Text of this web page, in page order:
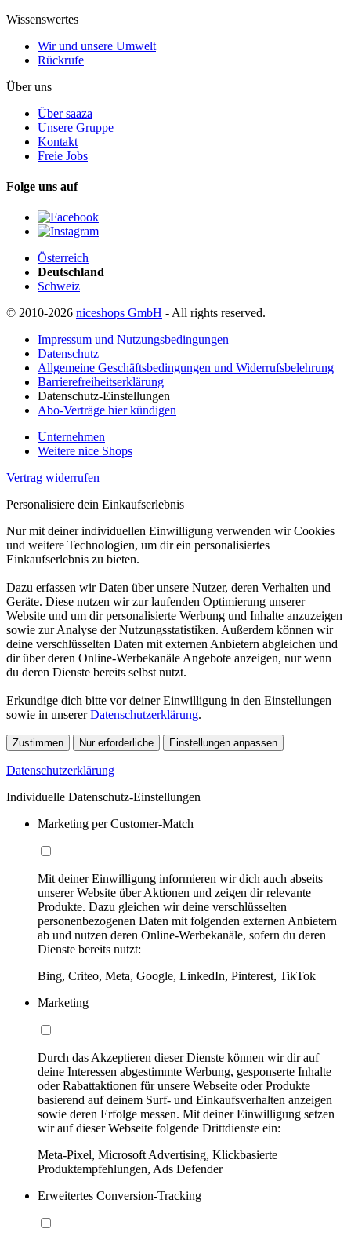
Wissenswertes
Wir und unsere Umwelt
Rückrufe
Über uns
Über saaza
Unsere Gruppe
Kontakt
Freie Jobs
Folge uns auf
Österreich
Deutschland
Schweiz
© 2010-2026 niceshops GmbH - All rights reserved.
Impressum und Nutzungsbedingungen
Datenschutz
Allgemeine Geschäftsbedingungen und Widerrufsbelehrung
Barrierefreiheitserklärung
Datenschutz-Einstellungen
Abo-Verträge hier kündigen
Unternehmen
Weitere nice Shops
Vertrag widerrufen
Personalisiere dein Einkaufserlebnis
Nur mit deiner individuellen Einwilligung verwenden wir Cookies
und weitere Technologien, um dir ein personalisiertes
Einkaufserlebnis zu bieten.
Dazu erfassen wir Daten über unsere Nutzer, deren Verhalten und
Geräte. Diese nutzen wir zur laufenden Optimierung unserer
Website und um dir personalisierte Werbung und Inhalte anzuzeigen
sowie zur Analyse der Nutzungsstatistiken. Außerdem können wir
deine verschlüsselten Daten mit externen Anbietern abgleichen und
dir über deren Online-Werbekanäle Angebote anzeigen, nur wenn
du deren Dienste bereits selbst nutzt.
Erkundige dich bitte vor deiner Einwilligung in den Einstellungen
sowie in unsererDatenschutzerklärung.
Zustimmen Nur erforderliche Einstellungen anpassen
Datenschutzerklärung
Individuelle Datenschutz-Einstellungen
Marketing per Customer-Match
Mit deiner Einwilligung informieren wir dich auch abseits
unserer Website über Aktionen und zeigen dir relevante
Produkte. Dazu gleichen wir deine verschlüsselten
personenbezogenen Daten mit folgenden externen Anbietern
ab und nutzen deren Online-Werbekanäle, sofern du deren
Dienste bereits nutzt:
Bing, Criteo, Meta, Google, LinkedIn, Pinterest, TikTok
Marketing
Durch das Akzeptieren dieser Dienste können wir dir auf
deine Interessen abgestimmte Werbung, gesponserte Inhalte
oder Rabattaktionen für unsere Webseite oder Produkte
basierend auf deinem Surf- und Einkaufsverhalten anzeigen
sowie deren Erfolge messen. Mit deiner Einwilligung setzen
wir auf dieser Webseite folgende Drittdienste ein:
Meta-Pixel, Microsoft Advertising, Klickbasierte
Produktempfehlungen, Ads Defender
Erweitertes Conversion-Tracking